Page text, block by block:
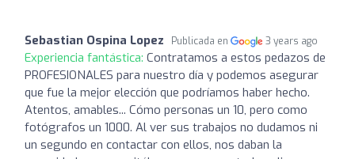
Sebastian Ospina Lopez Publicada en 3 years ago
Experiencia fantástica: Contratamos a estos pedazos de
PROFESIONALES para nuestro día y podemos asegurar
que fue la mejor elección que podríamos haber hecho.
Atentos, amables... Cómo personas un 10, pero como
fotógrafos un 1000. Al ver sus trabajos no dudamos ni
un segundo en contactar con ellos, nos daban la